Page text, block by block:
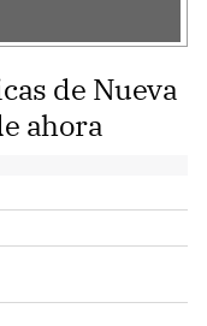
de Nueva
ahora